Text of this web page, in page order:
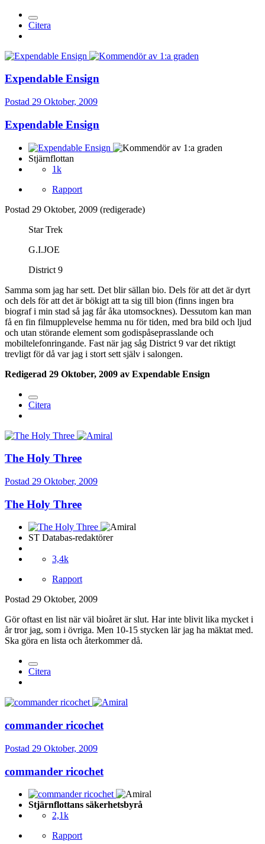
Citera
Expendable Ensign
Postad 29 Oktober, 2009
Expendable Ensign
Stjärnflottan
1k
Rapport
Postad 29 Oktober, 2009 (redigerade)
Star Trek
G.I.JOE
District 9
Samma som jag har sett. Det blir sällan bio. Dels för att det är dyrt
och dels för att det är bökigt att ta sig till bion (finns ingen bra
biograf i min stad så jag får åka utomsocknes). Dessutom kan man
få en fin filmupplevelse hemma nu för tiden, med bra bild och ljud
och utan störande element som godispåseprasslande och
mobiltelefonringande. Fast när jag såg District 9 var det riktigt
trevligt för då var jag i stort sett själv i salongen.
Redigerad 29 Oktober, 2009 av Expendable Ensign
Citera
The Holy Three
Postad 29 Oktober, 2009
The Holy Three
ST Databas-redaktörer
3,4k
Rapport
Postad 29 Oktober, 2009
Gör oftast en list när väl bioåret är slut. Har inte blivit lika mycket i
år tror jag, som i övriga. Men 10-15 stycken lär jag ha mäktat med.
Ska göra en lista och återkommer då.
Citera
commander ricochet
Postad 29 Oktober, 2009
commander ricochet
Stjärnflottans säkerhetsbyrå
2,1k
Rapport